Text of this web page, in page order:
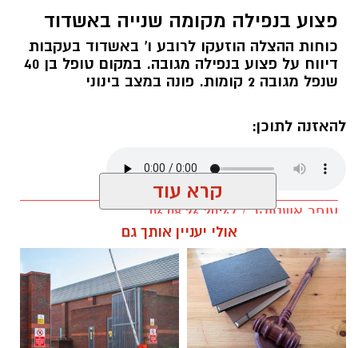
צילום: דוברות איחוד הצלה
חיים גוטסמן, משה ויצמן ואושר אביטן חובשים
באיחוד הצלה מסרו: "מדובר ברוכב אופנוע שנפגע
רפואי ראשוני והוא פונה באמבולנס איחוד הצלה
מוגדר בינוני".
רוצה לעקוב אחרי הערוץ של הקבוצה "אשדוד נט"
ב-WhatsApp לחצו כאן
להורדת אפליקציה של אשדוד נט לחצו כאן
פצוע בנפילה מקומה שנייה באשדוד
כוחות ההצלה הוזעקו לרובע ו' באשדוד בעקבות
דיווח על פצוע בנפילה מגובה. במקום טופל בן 40
שנפל מגובה 2 קומות. פונה במצב בינוני
להאזנה לתוכן:
עופר אשטוקר / 20:47 06.08.26
תגים:נפילה מגובה באשדוד
קרא עוד
אולי יעניין אותך גם